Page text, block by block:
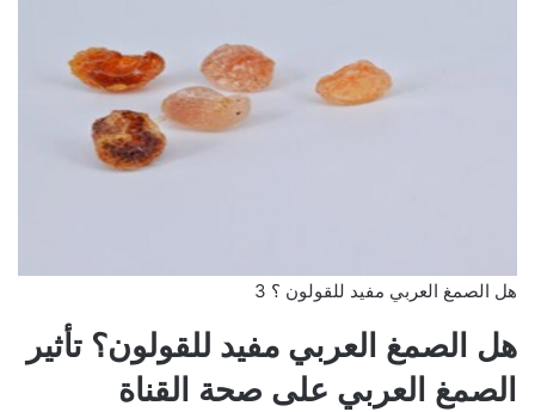
هل الصمغ العربي مفيد للقولون ؟ 3
هل الصمغ العربي مفيد للقولون؟ تأثير
الصمغ العربي على صحة القناة